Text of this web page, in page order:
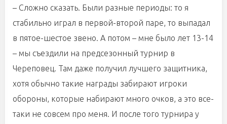
– Сложно сказать. Были разные периоды: то я
стабильно играл в первой-второй паре, то выпадал
в пятое-шестое звено. А потом – мне было лет 13-14
– мы съездили на предсезонный турнир в
Череповец. Там даже получил лучшего защитника,
хотя обычно такие награды забирают игроки
обороны, которые набирают много очков, а это все-
таки не совсем про меня. И после того турнира у